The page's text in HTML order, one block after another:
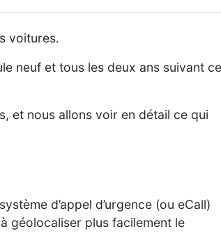
voitures.
neuf et tous les deux ans suivant ce
et nous allons voir en détail ce qui
d’appel d’urgence (ou eCall)
géolocaliser plus facilement le